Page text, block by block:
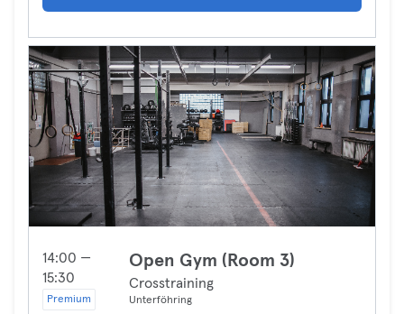
14:00 —
15:30
Premium
Open Gym (Room 3)
Crosstraining
Unterföhring